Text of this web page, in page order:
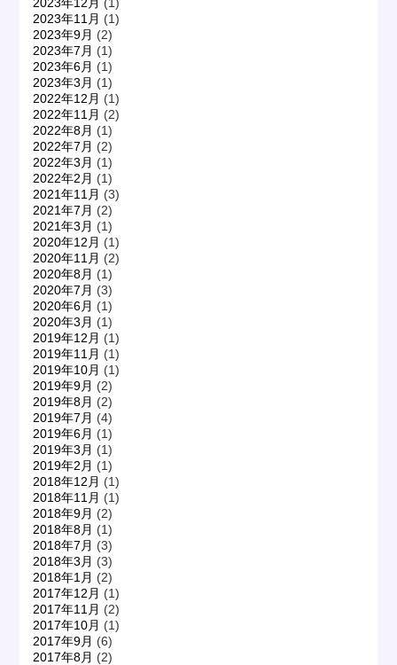
2023年11月 (1)
2023年9月 (2)
2023年7月 (1)
2023年6月 (1)
2023年3月 (1)
2022年12月 (1)
2022年11月 (2)
2022年8月 (1)
2022年7月 (2)
2022年3月 (1)
2022年2月 (1)
2021年11月 (3)
2021年7月 (2)
2021年3月 (1)
2020年12月 (1)
2020年11月 (2)
2020年8月 (1)
2020年7月 (3)
2020年6月 (1)
2020年3月 (1)
2019年12月 (1)
2019年11月 (1)
2019年10月 (1)
2019年9月 (2)
2019年8月 (2)
2019年7月 (4)
2019年6月 (1)
2019年3月 (1)
2019年2月 (1)
2018年12月 (1)
2018年11月 (1)
2018年9月 (2)
2018年8月 (1)
2018年7月 (3)
2018年3月 (3)
2018年1月 (2)
2017年12月 (1)
2017年11月 (2)
2017年10月 (1)
2017年9月 (6)
2017年8月 (2)